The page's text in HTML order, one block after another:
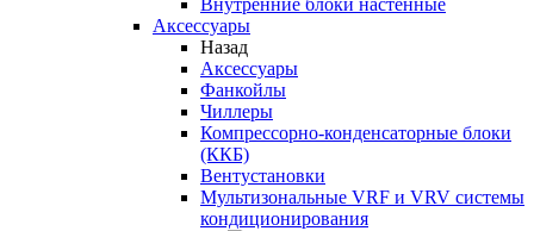
Внутренние блоки настенные
Аксессуары
Назад
Аксессуары
Фанкойлы
Чиллеры
Компрессорно-конденсаторные блоки
(ККБ)
Вентустановки
Мультизональные VRF и VRV системы
кондиционирования